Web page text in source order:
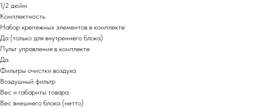
1/2 дюйм
Комплектность
Набор крепежных элементов в комплекте
Да (только для внутреннего блока)
Пульт управления в комплекте
Да
Фильтры очистки воздуха
Воздушный фильтр
Вес и габариты товара
Вес внешнего блока (нетто)